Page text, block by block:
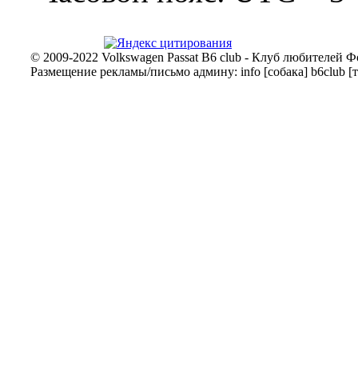
© 2009-2022 Volkswagen Passat B6 club - Клуб любителей
Размещение рекламы/письмо админу: info [собака] b6club